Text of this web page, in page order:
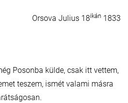
Orsova Julius 18ikán 1833
Posonba külde, csak itt vettem,
teszem, ismét valami másra